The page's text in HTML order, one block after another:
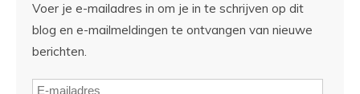
Voer je e-mailadres in om je in te schrijven op dit
blog en e-mailmeldingen te ontvangen van nieuwe
berichten.